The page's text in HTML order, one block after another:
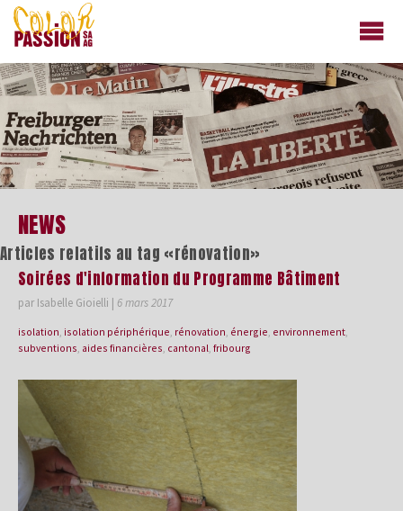
NEWS
Articles relatifs au tag «rénovation»
Soirées d'information du Programme Bâtiment
par Isabelle Gioielli | 6 mars 2017
isolation, isolation périphérique, rénovation, énergie, environnement,
subventions, aides financières, cantonal, fribourg